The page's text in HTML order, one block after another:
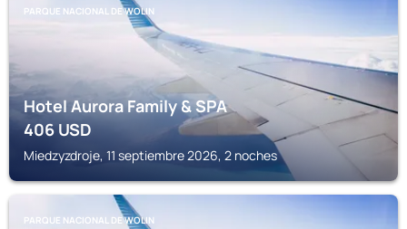
PARQUE NACIONAL DE WOLIN
Hotel Aurora Family & SPA
406USD
Miedzyzdroje, 11 septiembre 2026, 2 noches
PARQUE NACIONAL DE WOLIN